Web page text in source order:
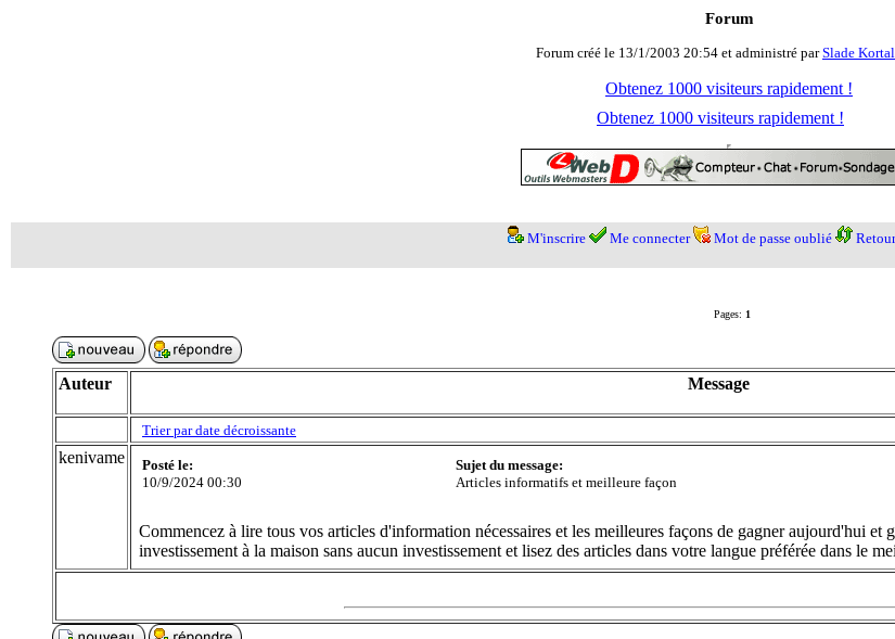
Forum
Forum créé le 13/1/2003 20:54 et administré parSlade
Obtenez 1000 visiteurs rapidement !
Obtenez 1000 visiteurs rapidement !
M'inscrire Me connecter Mot de passe oublié
Pages: 1
Auteur Message
Trier par date décroissante
kenivame
Posté le:
10/9/2024 00:30
Sujet du message:
Articles informatifs et meilleure façon
Commencez à lire tous vos articles d'information nécessaires et les meilleures façons de gagner aujourd'hui et
investissement à la maison sans aucun investissement et lisez des articles dans votre langue préférée dans le